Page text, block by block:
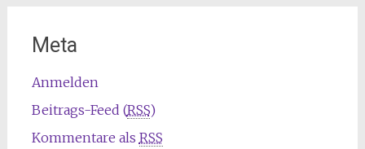
Meta
Anmelden
Beitrags-Feed (RSS)
Kommentare als RSS